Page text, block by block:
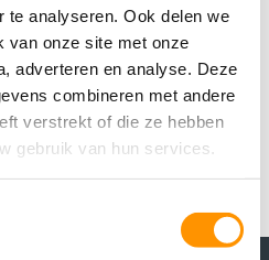
te analyseren. Ook delen we
van onze site met onze
adverteren en analyse. Deze
combineren met andere
verstrekt of die ze hebben
gebruik van hun services.
knoppenbalk of container
mee */
{
!important;